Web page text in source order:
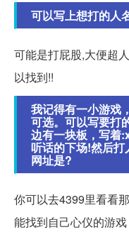
可以写上想打的人
可能是打屁股,大便超
以找到!!
我记得有一小游戏
可选。可以写要打
边有一块板，写着
听话的下场!然后
网址是?
你可以去4399里看看
能找到自己心仪的游戏